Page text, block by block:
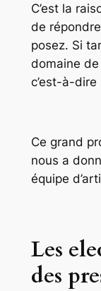
C’est la
de
posez. Si
domaine
c’est-à-dire
Ce grand
nous a
équipe
Les
des